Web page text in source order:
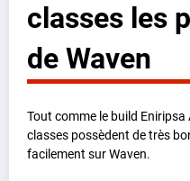
classes les
de Waven
Tout comme le build
classes possèdent de très
facilement sur Waven.